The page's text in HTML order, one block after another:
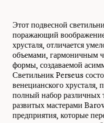
Этот подвесной
поражающий
хрусталя, отличается
объемами, гармоничным
формы, создаваемой
Светильник Perseus
венецианского хрусталя,
полный набор различных
развитых мастерами
предприятия, которые